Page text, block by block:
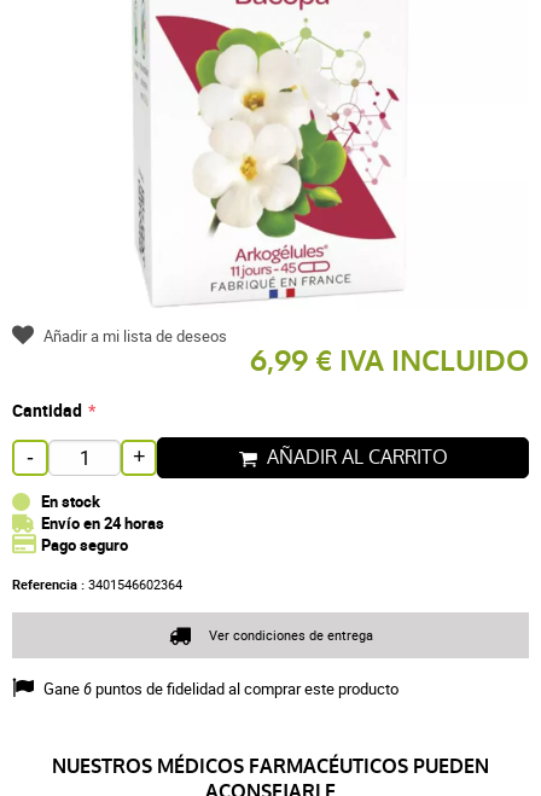
6,99 € IVA INCLUIDO
Cantidad
- + AÑADIR AL CARRITO
En stock
Envío en 24 horas
Pago seguro
Referencia : 3401546602364
Gane6puntos de fidelidad al comprar este producto
Añadir a mi lista de deseos
Ver condiciones de entrega
NUESTROS MÉDICOS FARMACÉUTICOS PUEDEN